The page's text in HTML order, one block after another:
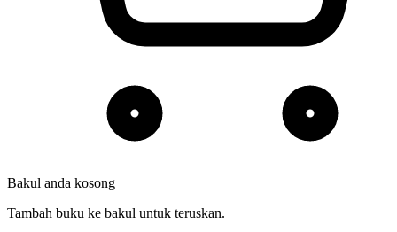
Bakul anda kosong
Tambah buku ke bakul untuk teruskan.